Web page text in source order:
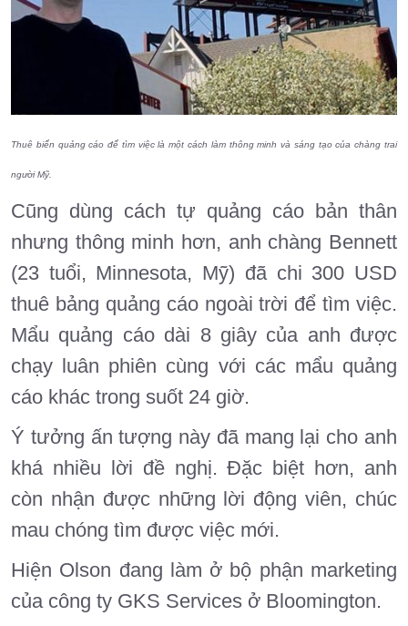
Thuê biển quảng cáo để tìm việc là một cách làm thông minh và sáng tạo của chàng trai
người Mỹ.
Cũng dùng cách tự quảng cáo bản thân
nhưng thông minh hơn, anh chàng Bennett
(23 tuổi, Minnesota, Mỹ) đã chi 300 USD
thuê bảng quảng cáo ngoài trời để tìm việc.
Mẩu quảng cáo dài 8 giây của anh được
chạy luân phiên cùng với các mẩu quảng
cáo khác trong suốt 24 giờ.
Ý tưởng ấn tượng này đã mang lại cho anh
khá nhiều lời đề nghị. Đặc biệt hơn, anh
còn nhận được những lời động viên, chúc
mau chóng tìm được việc mới.
Hiện Olson đang làm ở bộ phận marketing
của công ty GKS Services ở Bloomington.